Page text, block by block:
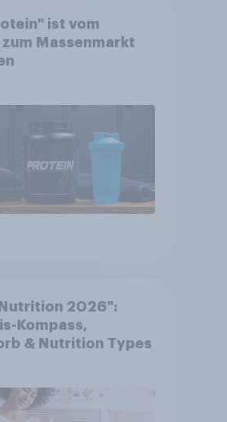
ist vom
zum Massenmarkt
2026":
Kompass,
& Nutrition Types